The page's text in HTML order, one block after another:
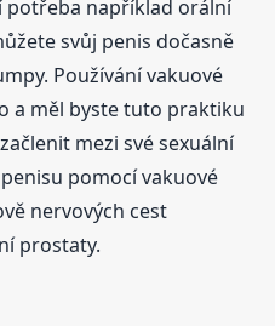
potřeba například orální
svůj penis dočasně
Používání vakuové
a měl byste tuto praktiku
mezi své sexuální
pomocí vakuové
nervových cest
prostaty.